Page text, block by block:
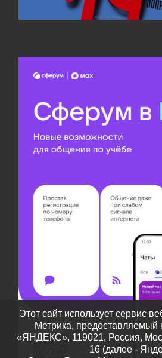
Этот сайт использует сервис
Метрика,
«ЯНДЕКС», 119021, Россия,
16 (далее -